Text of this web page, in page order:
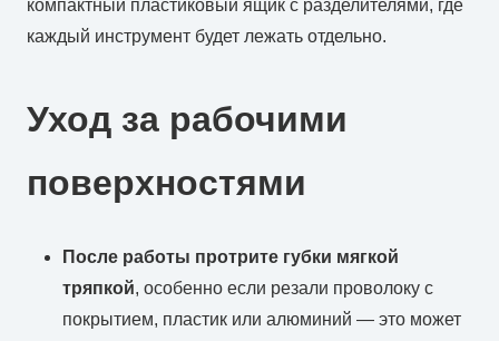
компактный пластиковый ящик с разделителями, где
каждый инструмент будет лежать отдельно.
Уход за рабочими
поверхностями
После работы протрите губки мягкой
тряпкой, особенно если резали проволоку с
покрытием, пластик или алюминий — это может